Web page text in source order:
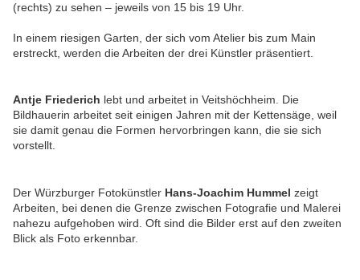
(rechts) zu sehen – jeweils von 15 bis 19 Uhr.
In einem riesigen Garten, der sich vom Atelier bis zum Main
erstreckt, werden die Arbeiten der drei Künstler präsentiert.
Antje Friederich lebt und arbeitet in Veitshöchheim. Die
Bildhauerin arbeitet seit einigen Jahren mit der Kettensäge, weil
sie damit genau die Formen hervorbringen kann, die sie sich
vorstellt.
Der Würzburger Fotokünstler Hans-Joachim Hummel zeigt
Arbeiten, bei denen die Grenze zwischen Fotografie und Malerei
nahezu aufgehoben wird. Oft sind die Bilder erst auf den zweiten
Blick als Foto erkennbar.